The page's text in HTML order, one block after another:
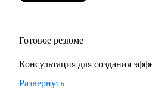
Готовое резюме
Консультация для создания
Развернуть